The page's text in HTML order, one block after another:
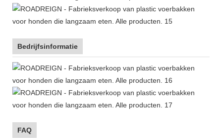
Bedrijfsinformatie
FAQ